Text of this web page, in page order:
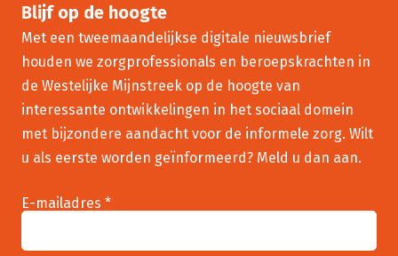
Blijf op de hoogte
Met een tweemaandelijkse digitale nieuwsbrief
houden we zorgprofessionals en beroepskrachten in
de Westelijke Mijnstreek op de hoogte van
interessante ontwikkelingen in het sociaal domein
met bijzondere aandacht voor de informele zorg. Wilt
u als eerste worden geïnformeerd? Meld u dan aan.
E-mailadres *